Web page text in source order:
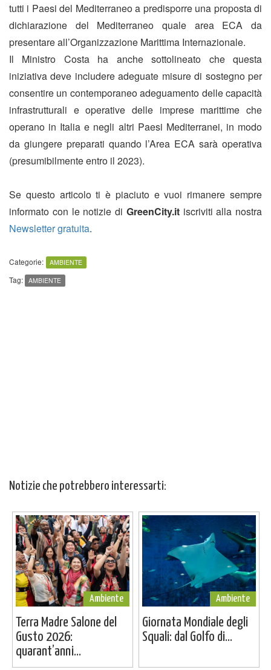
tutti i Paesi del Mediterraneo a predisporre una proposta di
dichiarazione del Mediterraneo quale area ECA da
presentare all’Organizzazione Marittima Internazionale.
Il Ministro Costa ha anche sottolineato che questa
iniziativa deve includere adeguate misure di sostegno per
consentire un contemporaneo adeguamento delle capacità
infrastrutturali e operative delle imprese marittime che
operano in Italia e negli altri Paesi Mediterranei, in modo
da giungere preparati quando l’Area ECA sarà operativa
(presumibilmente entro il 2023).
Se questo articolo ti è piaciuto e vuoi rimanere sempre
informato con le notizie di GreenCity.itiscriviti alla nostra
Newsletter gratuita.
Categorie: AMBIENTE
Tag: AMBIENTE
Notizie che potrebbero interessarti:
Ambiente
Terra Madre Salone del
Gusto 2026:
quarant’anni...
Ambiente
Giornata Mondiale degli
Squali: dal Golfo di...